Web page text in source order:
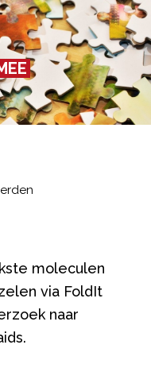
moleculen
via FoldIt
naar